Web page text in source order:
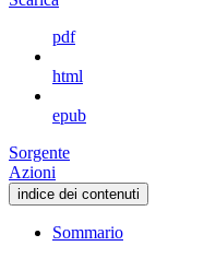
pdf
html
epub
Sorgente
Azioni
indice dei contenuti
Sommario